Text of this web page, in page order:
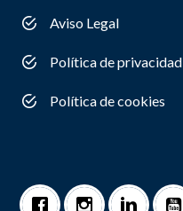
Aviso Legal
Política de privacidad
Política de cookies